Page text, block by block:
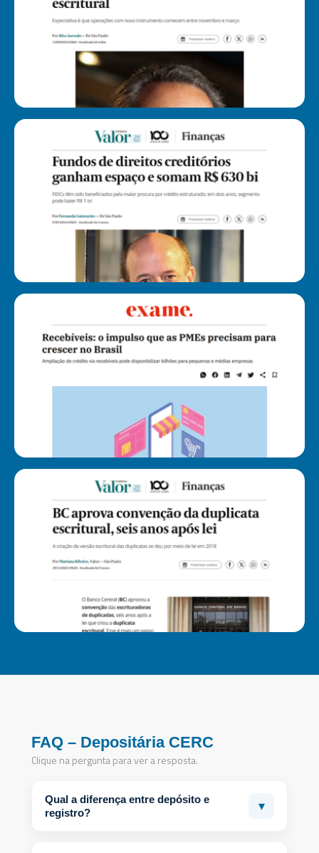
FAQ – Depositária CERC
Clique na pergunta para ver a resposta.
Qual a diferença entre depósito e
registro?
▾